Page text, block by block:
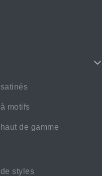
motifs
de gamme
styles